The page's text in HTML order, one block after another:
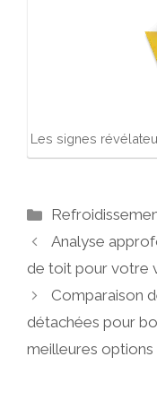
Les signes
Catégories
Analyse
de toit pour votre
Comparaison
détachées pour
meilleures